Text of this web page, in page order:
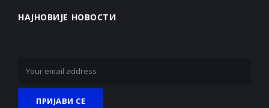
НАЈНОВИЈЕ НОВОСТИ